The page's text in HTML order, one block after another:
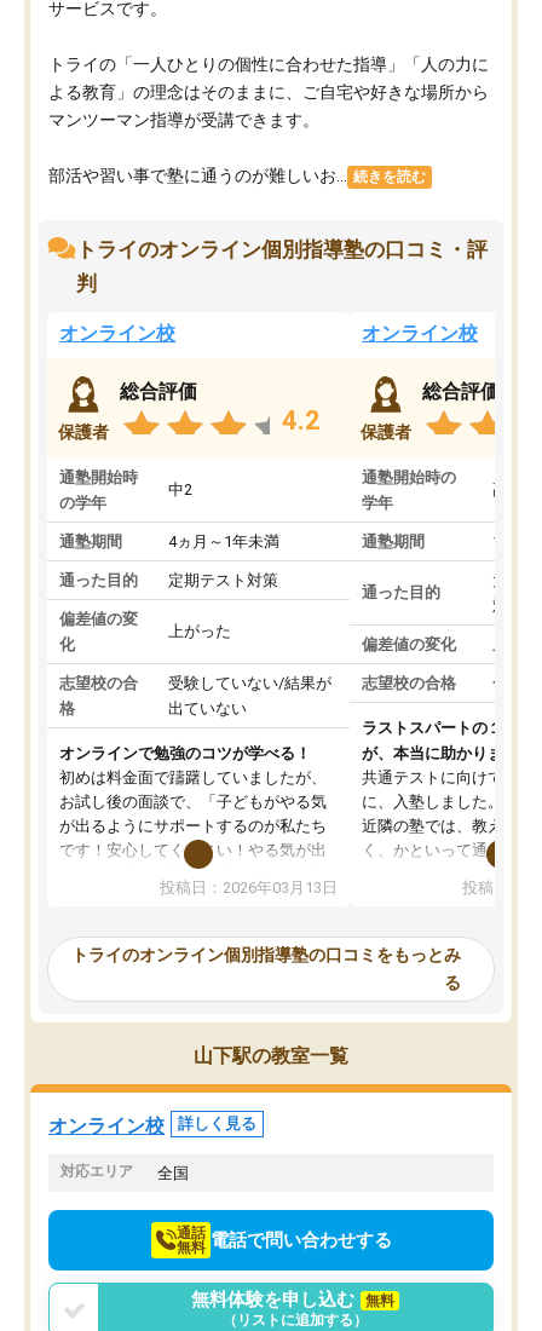
サービスです。
トライの「一人ひとりの個性に合わせた指導」「人の力に
よる教育」の理念はそのままに、ご自宅や好きな場所から
マンツーマン指導が受講できます。
部活や習い事で塾に通うのが難しいお... 続きを読む
トライのオンライン個別指導塾の口コミ・評
判
オンライン校
保護者
総合評価
4.2
通塾開始時
の学年
中2
通塾期間 4ヵ月～1年未満
通った目的 定期テスト対策
偏差値の変
化
上がった
志望校の合
格
受験していない/結果が
出ていない
オンラインで勉強のコツが学べる！
初めは料金面で躊躇していましたが、
お試し後の面談で、「子どもがやる気
が出るようにサポートするのが私たち
です！安心してください！やる気が出
ないのは私たち講師の責任です」と言
ってくださり、確かに！と考えて、思
ったんですが、学生の先生から学ぶこ
み、徐々に成績が上がったらいいなと
思っていました。何が今足りないのか
を的確に指導いただき、子どももびっ
くりするほど楽しんでやる気を持って
塾を受けています。狙い通り、少しず
つ成績も上がり、苦手意識も無くなっ
てきたので、さらに苦手な数学も追加
でお願いしました。来年の高校受験に
投稿日：2026年03月13日
オンライン校
保護者
総合評価
通塾開始時の
学年
高3
通塾期間 1～3
通った目的
大学
対策
偏差値の変化 上が
志望校の合格 合格
ラストスパートの１か月
が、本当に助かりました
共通テストに向けての追
に、入塾しました。田舎
近隣の塾では、教えても
く、かといって通うには
可能なので本当に助か
らないところをピンポイ
頂いて、とてもわかり
していました。一生を
スト、多少お金がかかっ
投稿日：
トライのオンライン個別指導塾の口コミをもっとみ
る
山下駅の教室一覧
オンライン校 詳しく見る
対応エリア 全国
通話
無料 電話で問い合わせする
無料体験を申し込む
無料
（リストに追加する）